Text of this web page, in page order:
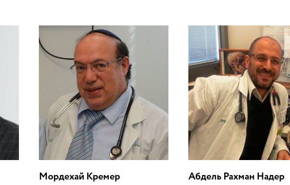
Мордехай Кремер Абдель Рахман Надер